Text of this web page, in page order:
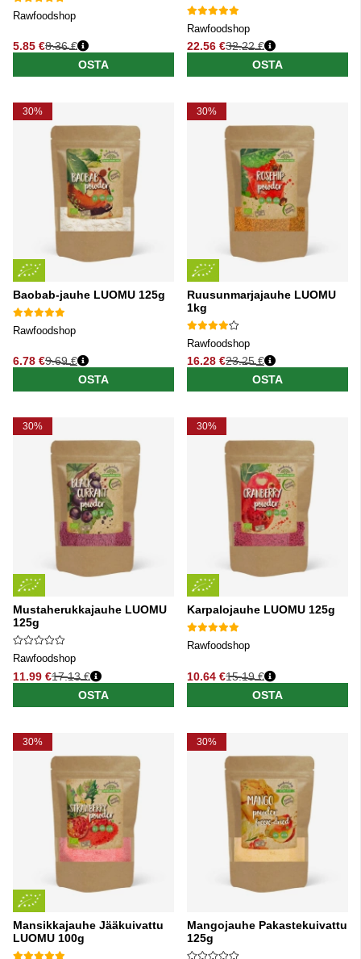
Rawfoodshop
5.85 €
Normaali hinta
8.36 €
OSTA
Rawfoodshop
22.56 €
Normaali hinta
32.22 €
OSTA
30%
Baobab-jauhe LUOMU 125g
Rawfoodshop
6.78 €
Normaali hinta
9.69 €
OSTA
30%
Ruusunmarjajauhe LUOMU
1kg
Rawfoodshop
16.28 €
Normaali hinta
23.25 €
OSTA
30%
Mustaherukkajauhe LUOMU
125g
Rawfoodshop
11.99 €
Normaali hinta
17.13 €
OSTA
30%
Karpalojauhe LUOMU 125g
Rawfoodshop
10.64 €
Normaali hinta
15.19 €
OSTA
30%
Mansikkajauhe Jääkuivattu
LUOMU 100g
30%
Mangojauhe Pakastekuivattu
125g